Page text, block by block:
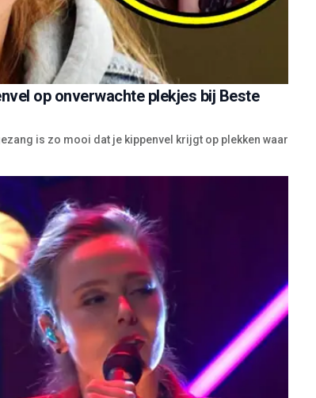
op onverwachte plekjes bij Beste
is zo mooi dat je kippenvel krijgt op plekken waar